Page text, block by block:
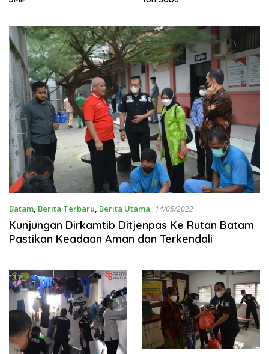
Batam, Berita Terbaru, Berita Utama 14/05/2022
Kunjungan Dirkamtib Ditjenpas Ke Rutan Batam
Pastikan Keadaan Aman dan Terkendali